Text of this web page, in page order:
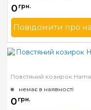
0 грн.
Повідомити про
Бренд
Країна виробник
Повстяний козирок
немає в наявності
0 грн.